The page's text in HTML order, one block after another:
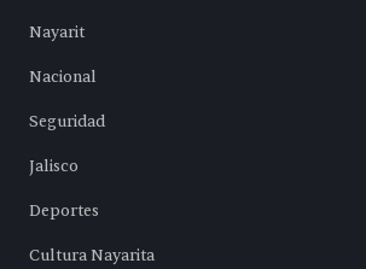
Nayarit
Nacional
Seguridad
Jalisco
Deportes
Cultura Nayarita